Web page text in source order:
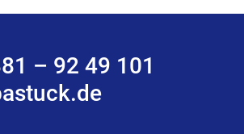
– 92 49 101